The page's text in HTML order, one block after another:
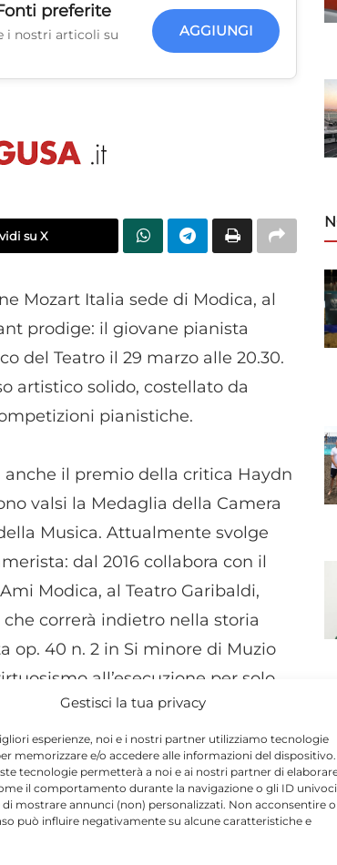
Gestisci la tua privacy
esperienze, noi e i nostri partner utilizziamo tecnologie
memorizzare e/o accedere alle informazioni del
tecnologie permetterà a noi e ai nostri partner di
il comportamento durante la navigazione o gli ID univoci
mostrare annunci (non) personalizzati. Non acconsentire o
può influire negativamente su alcune caratteristiche e
preferite
i nostri articoli su
AGGIUNGI
su X
Mozart Italia sede di Modica, al
prodige: il giovane pianista
del Teatro il 29 marzo alle 20.30.
artistico solido, costellato da
pianistiche.
anche il premio della critica Haydn
valsi la Medaglia della Camera
Musica. Attualmente svolge
dal 2016 collabora con il
Modica, al Teatro Garibaldi,
correrà indietro nella storia
op. 40 n. 2 in Si minore di Muzio
all’esecuzione per solo
il Tema e le Variazioni all’op. 19
entrare nel Novecento con la